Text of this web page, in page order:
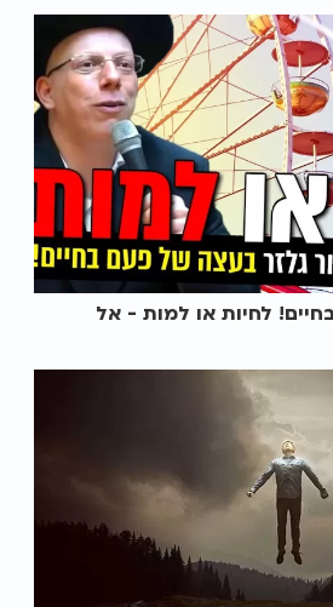
לחיות או למות - אל